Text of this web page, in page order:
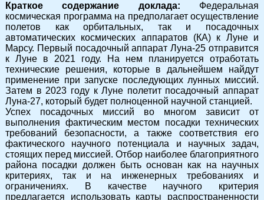
Краткое содержание доклада: Федеральная
космическая программа на предполагает осуществление
полетов как орбитальных, так и посадочных
автоматических космических аппаратов (КА) к Луне и
Марсу. Первый посадочный аппарат Луна-25 отправится
к Луне в 2021 году. На нем планируется отработать
технические решения, которые в дальнейшем найдут
применение при запуске последующих лунных миссий.
Затем в 2023 году к Луне полетит посадочный аппарат
Луна-27, который будет полноценной научной станцией.
Успех посадочных миссий во многом зависит от
выполнения фактическим местом посадки технических
требований безопасности, а также соответствия его
фактического научного потенциала и научных задач,
стоящих перед миссией. Отбор наиболее благоприятного
района посадки должен быть основан как на научных
критериях, так и на инженерных требованиях и
ограничениях. В качестве научного критерия
предлагается использовать карты распространенности